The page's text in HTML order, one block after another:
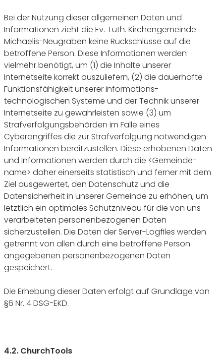
Bei der Nutzung dieser allgemeinen Daten und
Informationen zieht die Ev.-Luth. Kirchengemeinde
Michaelis-Neugraben keine Rückschlüsse auf die
betroffene Person. Diese Informationen werden
vielmehr benötigt, um (1) die Inhalte unserer
Internetseite korrekt auszuliefern, (2) die dauerhafte
Funktionsfähigkeit unserer informations-
technologischen Systeme und der Technik unserer
Internetseite zu gewährleisten sowie (3) um
Strafverfolgungsbehörden im Falle eines
Cyberangriffes die zur Strafverfolgung notwendigen
Informationen bereitzustellen. Diese erhobenen Daten
und Informationen werden durch die <Gemeinde-
name> daher einerseits statistisch und ferner mit dem
Ziel ausgewertet, den Datenschutz und die
Datensicherheit in unserer Gemeinde zu erhöhen, um
letztlich ein optimales Schutzniveau für die von uns
verarbeiteten personenbezogenen Daten
sicherzustellen. Die Daten der Server-Logfiles werden
getrennt von allen durch eine betroffene Person
angegebenen personenbezogenen Daten
gespeichert.
Die Erhebung dieser Daten erfolgt auf Grundlage von
§6 Nr. 4 DSG-EKD.
4.2. ChurchTools